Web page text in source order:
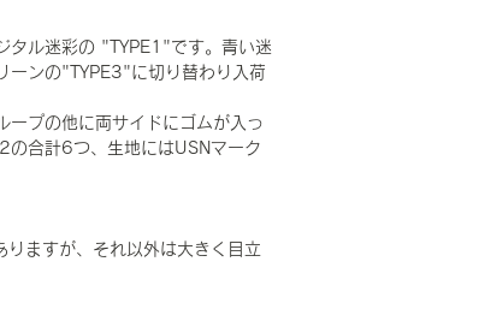
タル迷彩の "TYPE1"です。青い迷
ーンの"TYPE3"に切り替わり入荷
ープの他に両サイドにゴムが入っ
合計6つ、生地にはUSNマーク
ますが、それ以外は大きく目立